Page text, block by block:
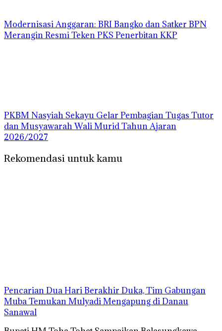
Modernisasi Anggaran: BRI Bangko dan Satker BPN
Merangin Resmi Teken PKS Penerbitan KKP
PKBM Nasyiah Sekayu Gelar Pembagian Tugas Tutor
dan Musyawarah Wali Murid Tahun Ajaran
2026/2027
Rekomendasi untuk kamu
Pencarian Dua Hari Berakhir Duka, Tim Gabungan
Muba Temukan Mulyadi Mengapung di Danau
Sanawal